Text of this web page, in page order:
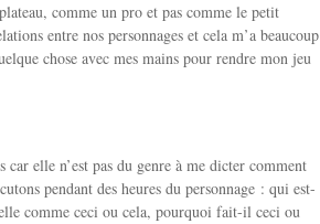
comme un pro et pas comme le petit
entre nos personnages et cela m’a beaucoup
chose avec mes mains pour rendre mon jeu
elle n’est pas du genre à me dicter comment
pendant des heures du personnage : qui est-
comme ceci ou cela, pourquoi fait-il ceci ou